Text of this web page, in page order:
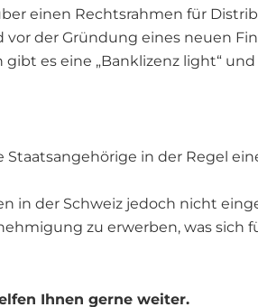
einen Rechtsrahmen für
der Gründung eines neuen
es eine „Banklizenz light“
in der Regel
in der Schweiz jedoch nicht
zu erwerben, was sich
Ihnen gerne weiter.